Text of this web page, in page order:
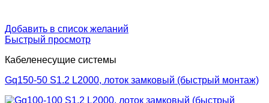
Добавить в список желаний
Быстрый просмотр
Кабеленесущие системы
Gq150-50 S1.2 L2000, лоток замковый (быстрый монтаж)